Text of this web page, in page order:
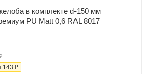
в комплекте d-150 мм
PU Matt 0,6 RAL 8017
143 ₽